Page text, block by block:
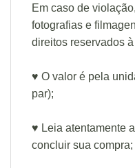
Em caso de
fotografias e
direitos reservados
♥ O valor é pela
par);
♥ Leia atentamente
concluir sua compra;